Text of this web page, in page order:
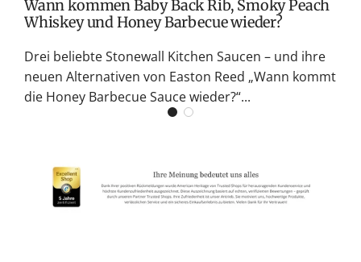
Wann kommen Baby Back Rib, Smoky Peach
Whiskey und Honey Barbecue wieder?
Drei beliebte Stonewall Kitchen Saucen – und ihre
neuen Alternativen von Easton Reed „Wann kommt
die Honey Barbecue Sauce wieder?“...